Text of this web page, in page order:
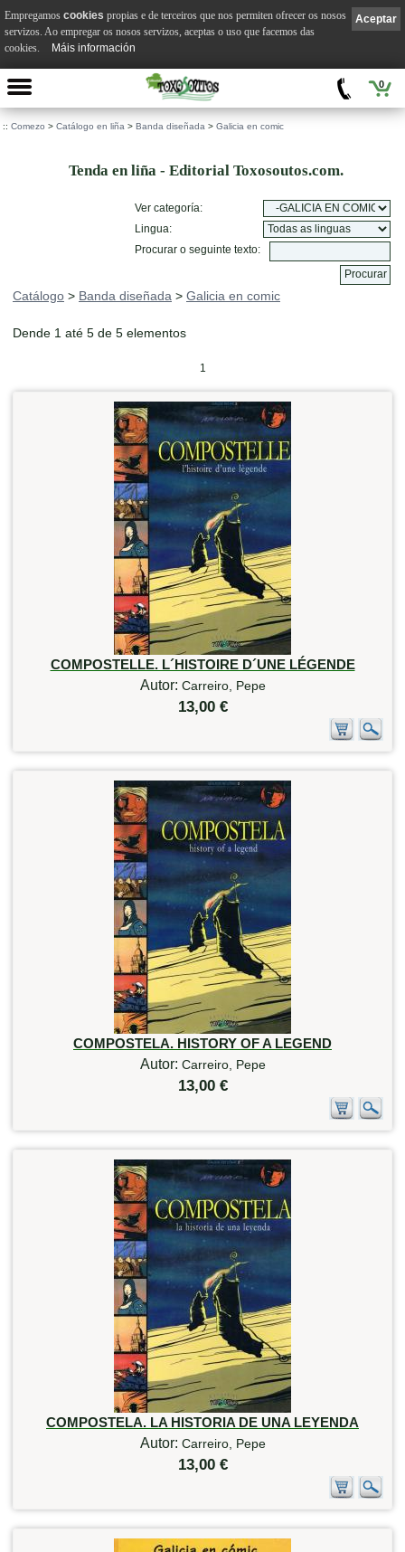
0
:: Comezo > Catálogo en liña > Banda diseñada > Galicia en comic
Tenda en liña - Editorial Toxosoutos.com.
Ver categoría:
Lingua:
Procurar o seguinte texto:
Catálogo > Banda diseñada > Galicia en comic
Dende 1 até 5 de 5 elementos
1
COMPOSTELLE. L´HISTOIRE D´UNE LÉGENDE
Autor: Carreiro, Pepe
13,00 €
COMPOSTELA. HISTORY OF A LEGEND
Autor: Carreiro, Pepe
13,00 €
COMPOSTELA. LA HISTORIA DE UNA LEYENDA
Autor: Carreiro, Pepe
13,00 €
Aceptar
Empregamos cookies propias e de terceiros que nos permiten ofrecer os nosos
servizos. Ao empregar os nosos servizos, aceptas o uso que facemos das
cookies.
Máis información